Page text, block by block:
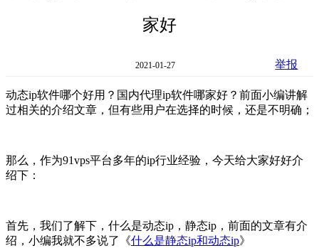
家好
2021-01-27 举报
动态ip软件哪个好用？国内代理ip软件哪家好？前面小编讲解
过相关的介绍文章，但有些用户在选择的时候，还是不明确；
那么，作为91vps平台多年的ip行业经验，今天给大家好好介
绍下：
首先，我们了解下，什么是动态ip，静态ip，前面的文章有介
绍，小编我就不多说了《什么是静态ip和动态ip》